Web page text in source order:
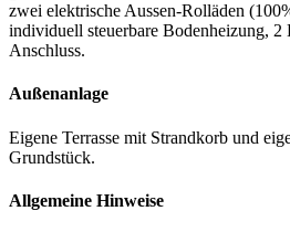
zwei elektrische Aussen-Rolläden
individuell steuerbare Bodenheizung,
Anschluss.
Außenanlage
Eigene Terrasse mit Strandkorb und
Grundstück.
Allgemeine Hinweise